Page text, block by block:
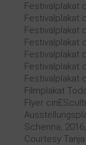
Festivalplakat
Festivalplakat
Festivalplakat
Festivalplakat
Festivalplakat
Festivalplakat
Festivalplakat
Filmplakat
Flyer
Schenna,
Courtesy